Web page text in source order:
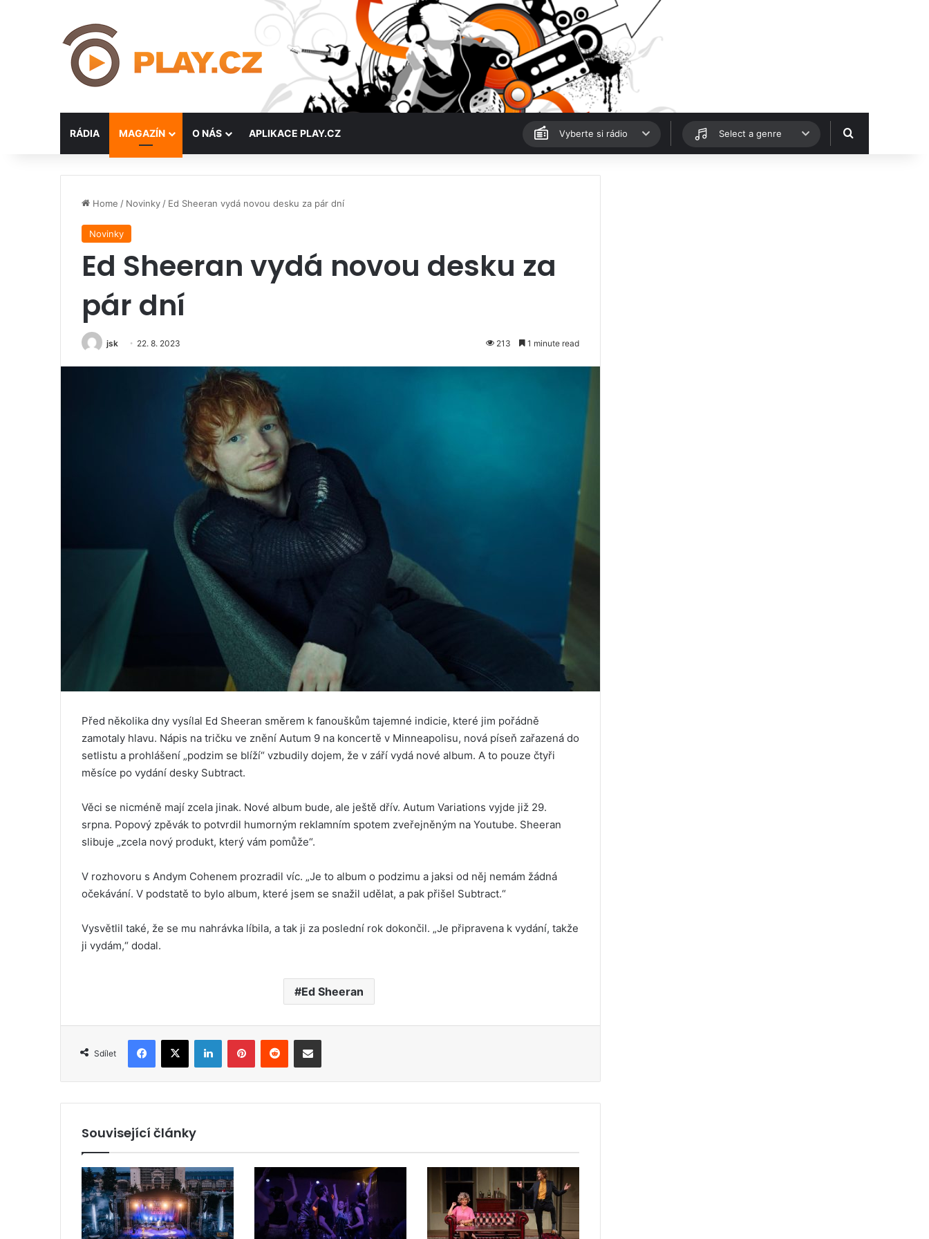
RÁDIA MAGAZÍN O NÁS APLIKACE PLAY.CZ Vyberte si rádio Select a genre Hledat
Home / Novinky / Ed Sheeran vydá novou desku za pár dní
Novinky
Ed Sheeran vydá novou desku za
pár dní
jsk 22. 8. 2023 213 1 minute read
Před několika dny vysílal Ed Sheeran směrem k fanouškům tajemné indicie, které jim pořádně
zamotaly hlavu. Nápis na tričku ve znění Autum 9 na koncertě v Minneapolisu, nová píseň zařazená do
setlistu a prohlášení „podzim se blíží“ vzbudily dojem, že v září vydá nové album. A to pouze čtyři
měsíce po vydání desky Subtract.
Věci se nicméně mají zcela jinak. Nové album bude, ale ještě dřív. Autum Variations vyjde již 29.
srpna. Popový zpěvák to potvrdil humorným reklamním spotem zveřejněným na Youtube. Sheeran
slibuje „zcela nový produkt, který vám pomůže“.
V rozhovoru s Andym Cohenem prozradil víc. „Je to album o podzimu a jaksi od něj nemám žádná
očekávání. V podstatě to bylo album, které jsem se snažil udělat, a pak přišel Subtract.“
Vysvětlil také, že se mu nahrávka líbila, a tak ji za poslední rok dokončil. „Je připravena k vydání, takže
ji vydám,“ dodal.
Ed Sheeran
Sdílet
Související články